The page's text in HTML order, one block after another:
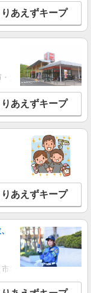
りあえずキープ
太田市・館林市・藤
りあえずキープ
りあえずキープ
岩槻区・久喜市・蓮田